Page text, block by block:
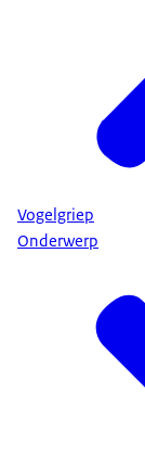
Vogelgriep
Onderwerp